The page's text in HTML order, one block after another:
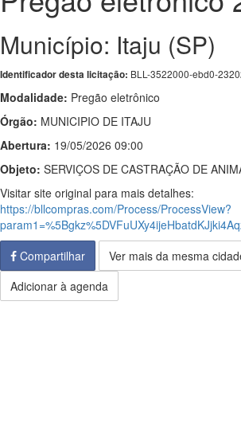
Município: Itaju (SP)
Identificador desta licitação: BLL-3522000-ebd0-
Modalidade: Pregão eletrônico
Órgão: MUNICIPIO DE ITAJU
Abertura: 19/05/2026 09:00
Objeto: SERVIÇOS DE CASTRAÇÃO DE
Visitar site original para mais detalhes:
https://bllcompras.com/Process/ProcessView?
Compartilhar
Ver mais da mesma
Adicionar à agenda